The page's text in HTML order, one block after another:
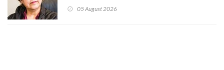
05 August 2026